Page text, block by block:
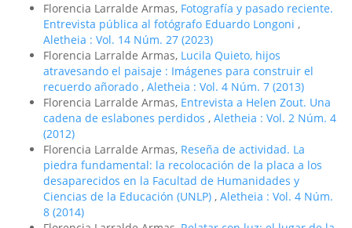
Florencia Larralde Armas, Fotografía y pasado reciente.
Entrevista pública al fotógrafo Eduardo Longoni ,
Aletheia : Vol. 14 Núm. 27 (2023)
Florencia Larralde Armas, Lucila Quieto, hijos
atravesando el paisaje : Imágenes para construir el
recuerdo añorado , Aletheia : Vol. 4 Núm. 7 (2013)
Florencia Larralde Armas, Entrevista a Helen Zout. Una
cadena de eslabones perdidos , Aletheia : Vol. 2 Núm. 4
(2012)
Florencia Larralde Armas, Reseña de actividad. La
piedra fundamental: la recolocación de la placa a los
desaparecidos en la Facultad de Humanidades y
Ciencias de la Educación (UNLP) , Aletheia : Vol. 4 Núm.
8 (2014)